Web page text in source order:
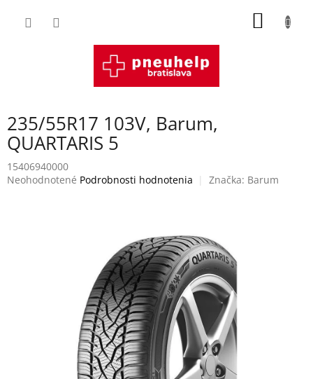
235/55R17 103V, Barum,
QUARTARIS 5
15406940000
Priemerné
Neohodnotené Podrobnosti hodnotenia Značka: Barum